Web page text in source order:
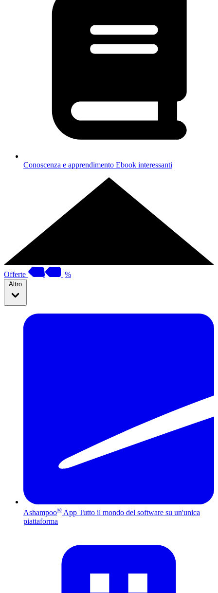
Conoscenza e apprendimento Ebook interessanti
Offerte %
Altro
Ashampoo® App Tutto il mondo del software su un'unica
piattaforma